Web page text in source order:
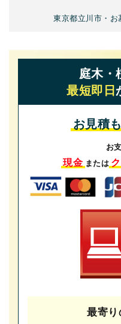
東京都立川市・お
庭木・
最短即日
お見積
お
現金 または
最寄り